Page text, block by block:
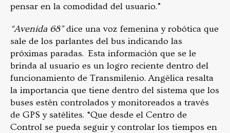
pensar en la comodidad del usuario.”
“Avenida 68”dice una voz femenina y robótica que
sale de los parlantes del bus indicando las
próximas paradas. Esta información que se le
brinda al usuario es un logro reciente dentro del
funcionamiento de Transmilenio. Angélica resalta
la importancia que tiene dentro del sistema que los
buses estén controlados y monitoreados a través
de GPS y satélites. “Que desde el Centro de
Control se pueda seguir y controlar los tiempos en